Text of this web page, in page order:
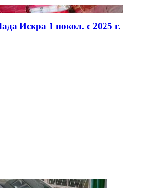
Искра 1 покол. с 2025 г.